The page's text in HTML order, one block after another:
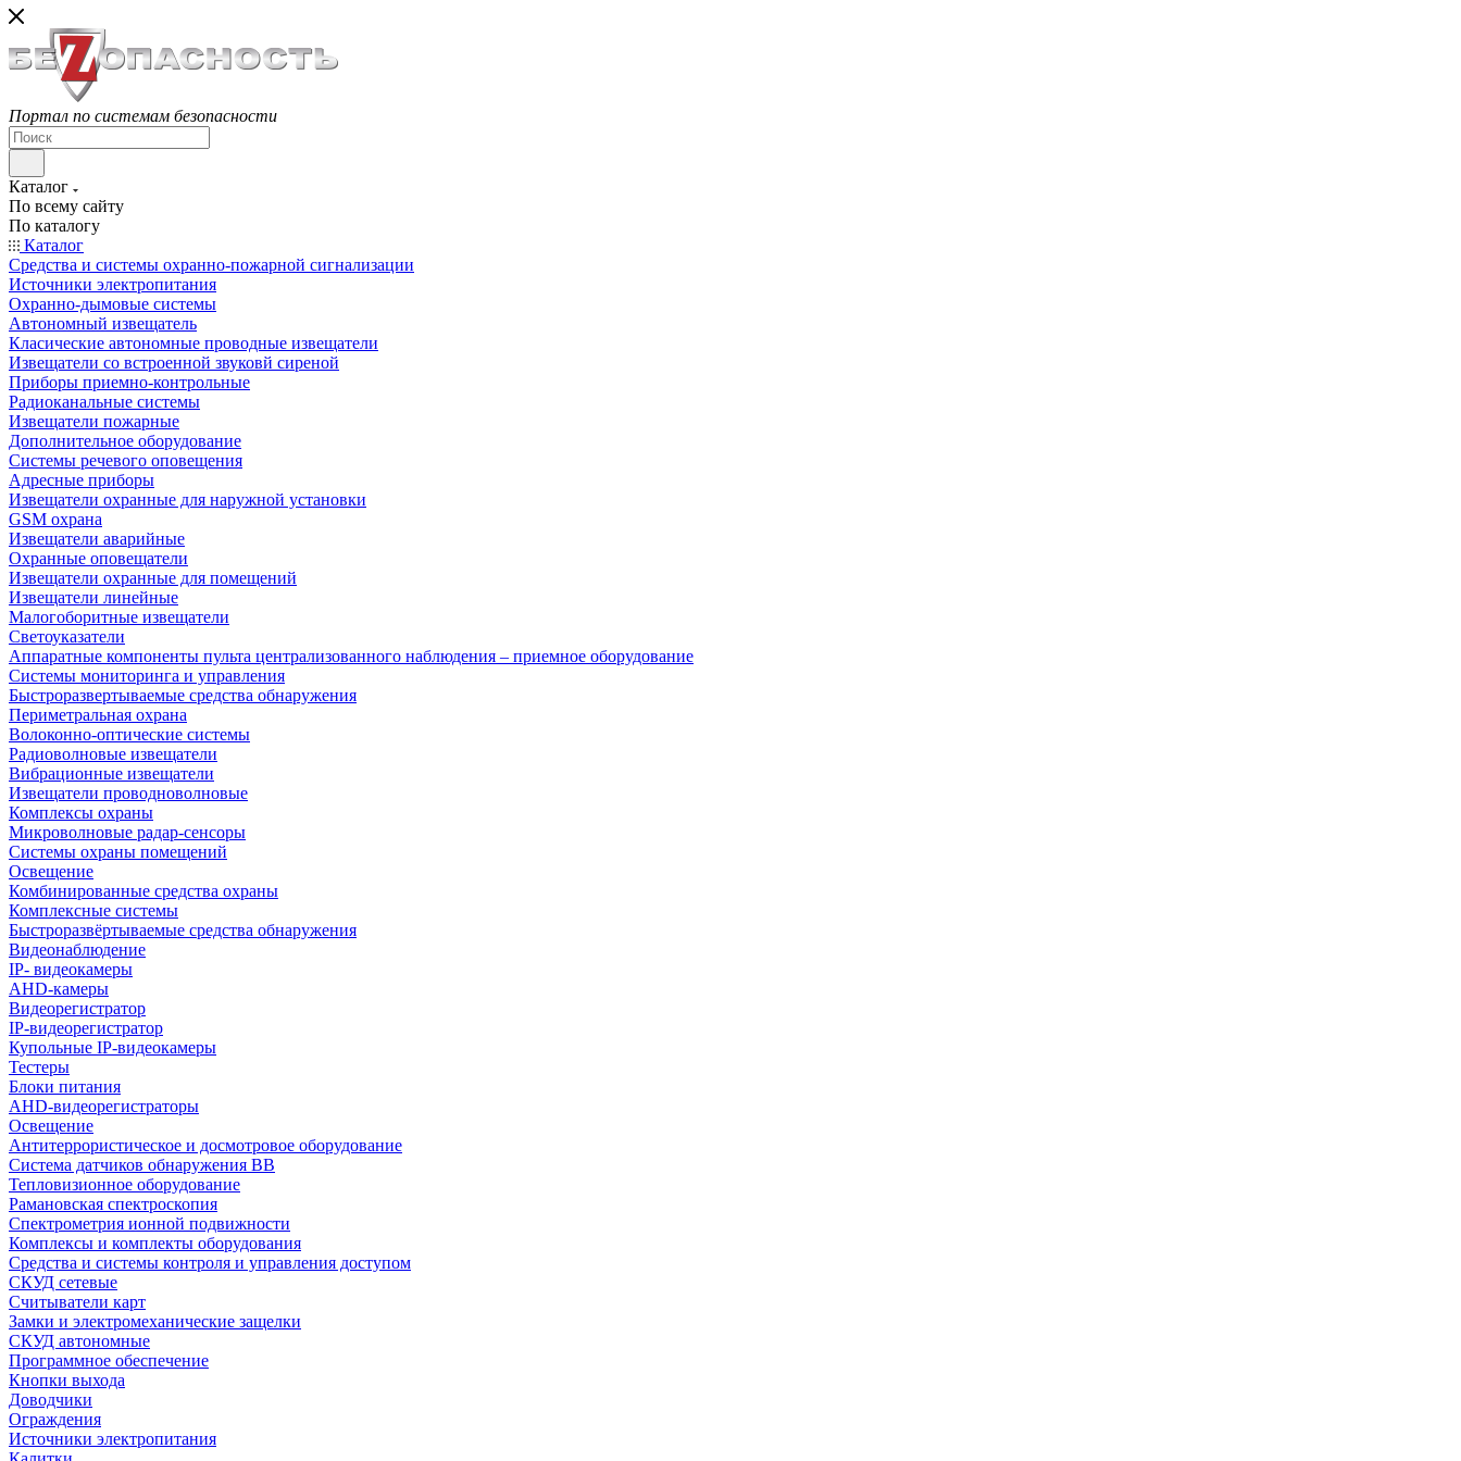
Портал по системам безопасности
Каталог
По всему сайту
По каталогу
Каталог
Средства и системы охранно-пожарной сигнализации
Источники электропитания
Охранно-дымовые системы
Автономный извещатель
Класические автономные проводные извещатели
Извещатели со встроенной звуковй сиреной
Приборы приемно-контрольные
Радиоканальные системы
Извещатели пожарные
Дополнительное оборудование
Системы речевого оповещения
Адресные приборы
Извещатели охранные для наружной установки
GSM охрана
Извещатели аварийные
Охранные оповещатели
Извещатели охранные для помещений
Извещатели линейные
Малогоборитные извещатели
Светоуказатели
Аппаратные компоненты пульта централизованного наблюдения – приемное оборудование
Системы мониторинга и управления
Быстроразвертываемые средства обнаружения
Периметральная охрана
Волоконно-оптические системы
Радиоволновые извещатели
Вибрационные извещатели
Извещатели проводноволновые
Комплексы охраны
Микроволновые радар-сенсоры
Системы охраны помещений
Освещение
Комбинированные средства охраны
Комплексные системы
Быстроразвёртываемые средства обнаружения
Видеонаблюдение
IP- видеокамеры
AHD-камеры
Видеорегистратор
IP-видеорегистратор
Купольные IP-видеокамеры
Тестеры
Блоки питания
AHD-видеорегистраторы
Освещение
Антитеррористическое и досмотровое оборудование
Cистема датчиков обнаружения ВВ
Тепловизионное оборудование
Рамановская спектроскопия
Спектрометрия ионной подвижности
Комплексы и комплекты оборудования
Средства и системы контроля и управления доступом
СКУД сетевые
Считыватели карт
Замки и электромеханические защелки
СКУД автономные
Программное обеспечение
Кнопки выхода
Доводчики
Ограждения
Источники электропитания